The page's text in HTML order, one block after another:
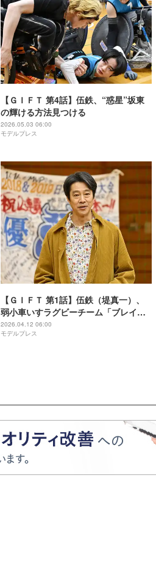
【ＧＩＦＴ 第4話】伍鉄、“惑星”坂東
の輝ける方法見つける
2026.05.03 06:00
モデルプレス
【ＧＩＦＴ 第1話】伍鉄（堤真一）、
弱小車いすラグビーチーム「ブレイズ
ブルズ」と出会う
2026.04.12 06:00
モデルプレス